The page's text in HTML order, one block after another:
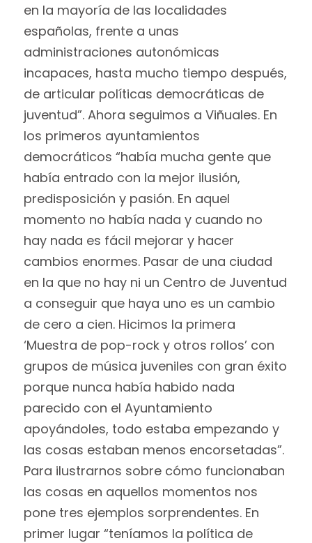
en la mayoría de las localidades
españolas, frente a unas
administraciones autonómicas
incapaces, hasta mucho tiempo después,
de articular políticas democráticas de
juventud”. Ahora seguimos a Viñuales. En
los primeros ayuntamientos
democráticos “había mucha gente que
había entrado con la mejor ilusión,
predisposición y pasión. En aquel
momento no había nada y cuando no
hay nada es fácil mejorar y hacer
cambios enormes. Pasar de una ciudad
en la que no hay ni un Centro de Juventud
a conseguir que haya uno es un cambio
de cero a cien. Hicimos la primera
‘Muestra de pop-rock y otros rollos’ con
grupos de música juveniles con gran éxito
porque nunca había habido nada
parecido con el Ayuntamiento
apoyándoles, todo estaba empezando y
las cosas estaban menos encorsetadas”.
Para ilustrarnos sobre cómo funcionaban
las cosas en aquellos momentos nos
pone tres ejemplos sorprendentes. En
primer lugar “teníamos la política de